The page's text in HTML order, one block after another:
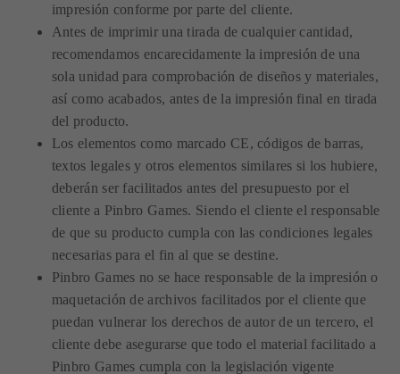
impresión conforme por parte del cliente.
Antes de imprimir una tirada de cualquier cantidad,
recomendamos encarecidamente la impresión de una
sola unidad para comprobación de diseños y materiales,
así como acabados, antes de la impresión final en tirada
del producto.
Los elementos como marcado CE, códigos de barras,
textos legales y otros elementos similares si los hubiere,
deberán ser facilitados antes del presupuesto por el
cliente a Pinbro Games. Siendo el cliente el responsable
de que su producto cumpla con las condiciones legales
necesarias para el fin al que se destine.
Pinbro Games no se hace responsable de la impresión o
maquetación de archivos facilitados por el cliente que
puedan vulnerar los derechos de autor de un tercero, el
cliente debe asegurarse que todo el material facilitado a
Pinbro Games cumpla con la legislación vigente